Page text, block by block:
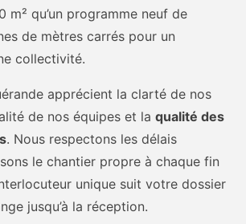
m² qu’un programme neuf de
de mètres carrés pour un
collectivité.
apprécient la clarté de nos
de nos équipes et la qualité des
. Nous respectons les délais
le chantier propre à chaque fin
unique suit votre dossier
jusqu’à la réception.